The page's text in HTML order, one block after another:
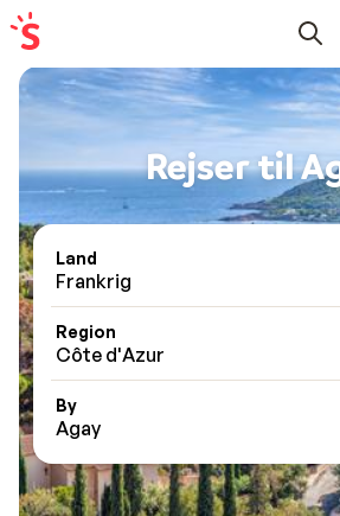
Rejser til
Land
Frankrig
Region
Côte d'Azur
By
Agay